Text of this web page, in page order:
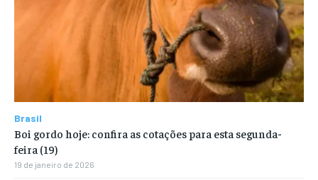
Brasil
Boi gordo hoje: confira as cotações para esta segunda-
feira (19)
19 de janeiro de 2026